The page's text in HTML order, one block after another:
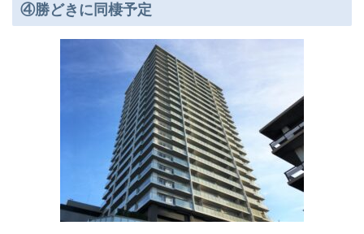
④勝どきに同棲予定